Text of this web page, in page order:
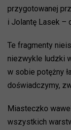
przygotowanej
i Jolantę Lasek –
Te fragmenty
niezwykle ludzki
w sobie potężny
doświadczymy,
Miasteczko
wszystkich